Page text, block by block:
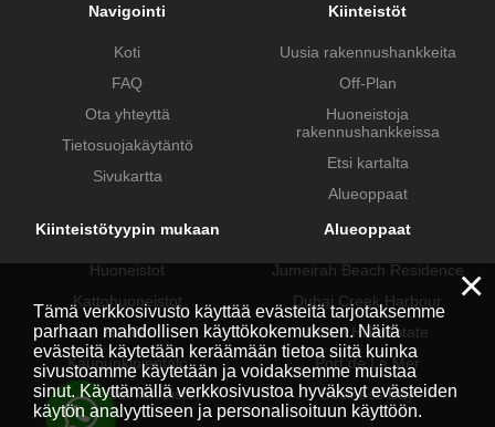
Navigointi
Koti
FAQ
Ota yhteyttä
Tietosuojakäytäntö
Sivukartta
Kiinteistöt
Uusia rakennushankkeita
Off-Plan
Huoneistoja
rakennushankkeissa
Etsi kartalta
Alueoppaat
Kiinteistötyypin mukaan
Huoneistot
Kattohuoneistot
Huvilat
Kaupunkipientalo
Kaupalliset kiinteistöt
Alueoppaat
Jumeirah Beach Residence
Dubai Creek Harbour
Dubai Hills Estate
Port de La Mer
Business Bay
×
Tämä verkkosivusto käyttää evästeitä tarjotaksemme
parhaan mahdollisen käyttökokemuksen. Näitä
evästeitä käytetään keräämään tietoa siitä kuinka
sivustoamme käytetään ja voidaksemme muistaa
sinut. Käyttämällä verkkosivustoa hyväksyt evästeiden
käytön analyyttiseen ja personalisoituun käyttöön.